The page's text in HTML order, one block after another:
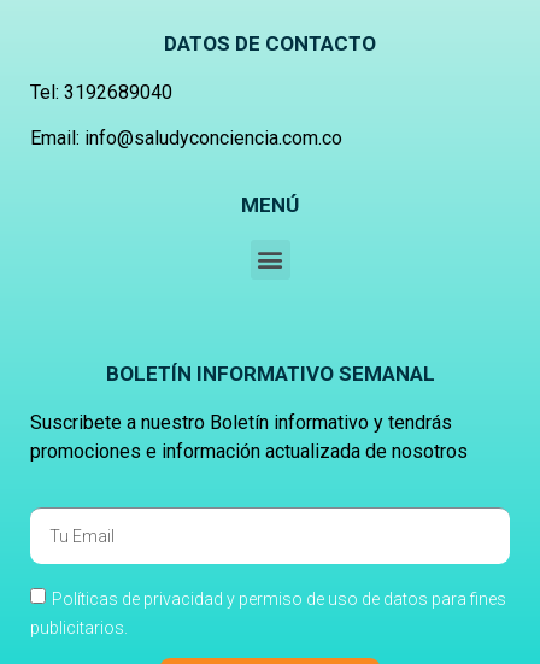
DATOS DE CONTACTO
Tel: 3192689040
Email: info@saludyconciencia.com.co
MENÚ
BOLETÍN INFORMATIVO SEMANAL
Suscribete a nuestro Boletín informativo y tendrás
promociones e información actualizada de nosotros
Políticas de privacidad y permiso de uso de datos para fines
publicitarios.